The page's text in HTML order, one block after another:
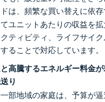
は、頻繁な買い替えに依
ユニットあたりの収益を
ティビティ、ライフサイ
ることで対応しています。
高騰するエネルギー料金
り
部地域の家庭は、予算が